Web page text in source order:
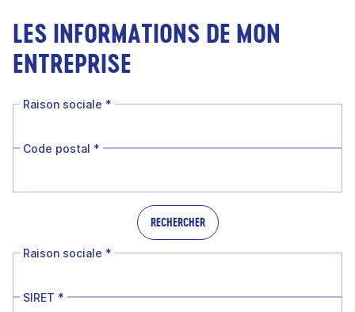
LES INFORMATIONS DE MON
ENTREPRISE
Raison sociale *
Code postal *
RECHERCHER
Raison sociale *
SIRET *